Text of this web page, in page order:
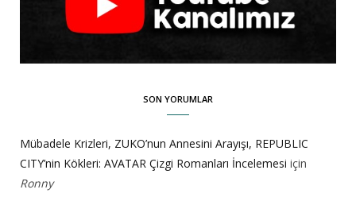
SON YORUMLAR
Mübadele Krizleri, ZUKO’nun Annesini Arayışı, REPUBLIC
CITY’nin Kökleri: AVATAR Çizgi Romanları İncelemesi için
Ronny